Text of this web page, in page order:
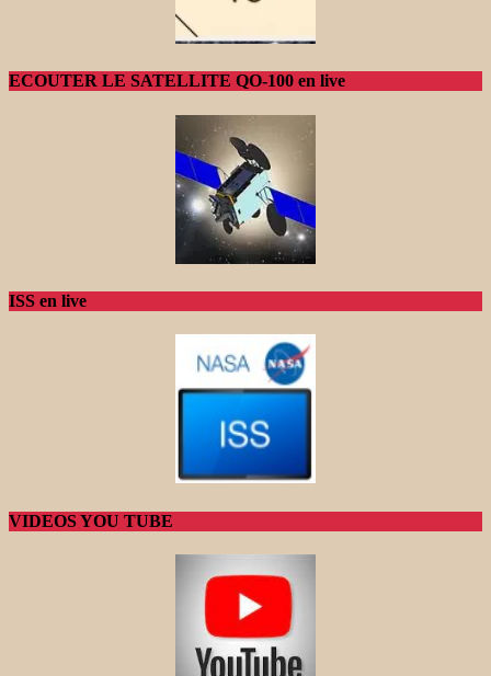
ECOUTER LE SATELLITE QO-100 en live
ISS en live
VIDEOS YOU TUBE